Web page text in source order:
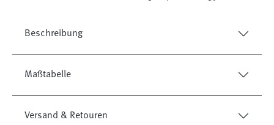
Beschreibung
Maßtabelle
Versand & Retouren